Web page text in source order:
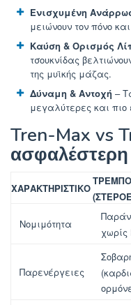
Ενισχυμένη
μειώνουν τον πόνο
Καύση & Ορισμός
τσουκνίδας
της μυϊκής μάζας.
Δύναμη & Αντοχή –
μεγαλύτερες και πιο
Tren-Max vs
ασφαλέστερη
ΧΑΡΑΚΤΗΡΙΣΤΙΚΌ
Νομιμότητα
χωρίς
Παρενέργειες